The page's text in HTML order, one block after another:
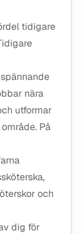
tidigare
nära
utformar
På
och
dig för